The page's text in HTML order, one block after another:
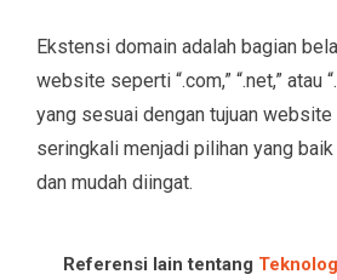
Ekstensi domain adalah bagian
website seperti “.com,” “.net,” atau
yang sesuai dengan tujuan website
seringkali menjadi pilihan yang
dan mudah diingat.
Referensi lain tentang